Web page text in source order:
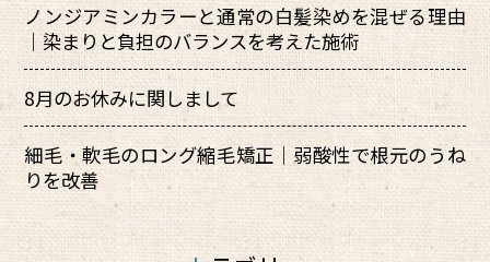
ノンジアミンカラーと通常の白髪染めを混ぜる理由
｜染まりと負担のバランスを考えた施術
8月のお休みに関しまして
細毛・軟毛のロング縮毛矯正｜弱酸性で根元のうね
りを改善